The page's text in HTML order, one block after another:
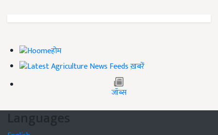
होम
ख़बरें
जॉब्स
Languages